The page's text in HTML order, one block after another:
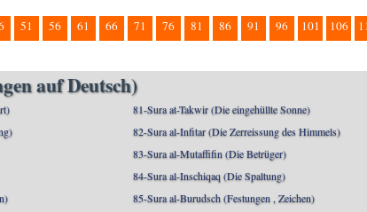
51 56 61 66 71 76 81 86 91 96 101 106
auf Deutsch)
81-Sura at-Takwir (Die eingehüllte Sonne)
82-Sura al-Infitar (Die Zerreissung des Himmels)
83-Sura al-Mutaffifin (Die Betrüger)
84-Sura al-Inschiqaq (Die Spaltung)
85-Sura al-Burudsch (Festungen , Zeichen)